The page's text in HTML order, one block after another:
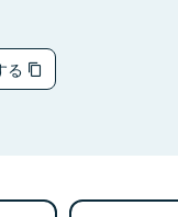
る